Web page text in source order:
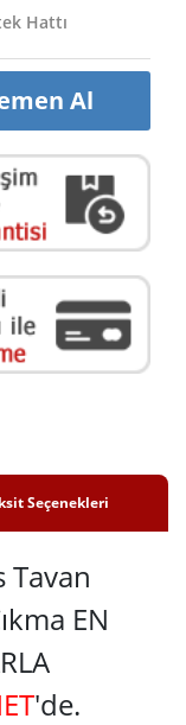
Hattı
Al
Seçenekleri
Tavan
EN
'de.